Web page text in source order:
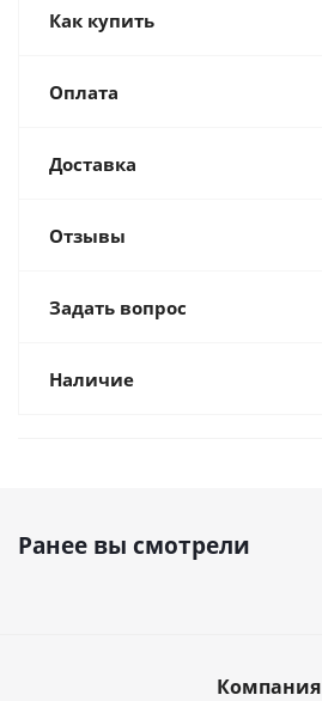
Как купить
Оплата
Доставка
Отзывы
Задать вопрос
Наличие
Ранее вы смотрели
Компания